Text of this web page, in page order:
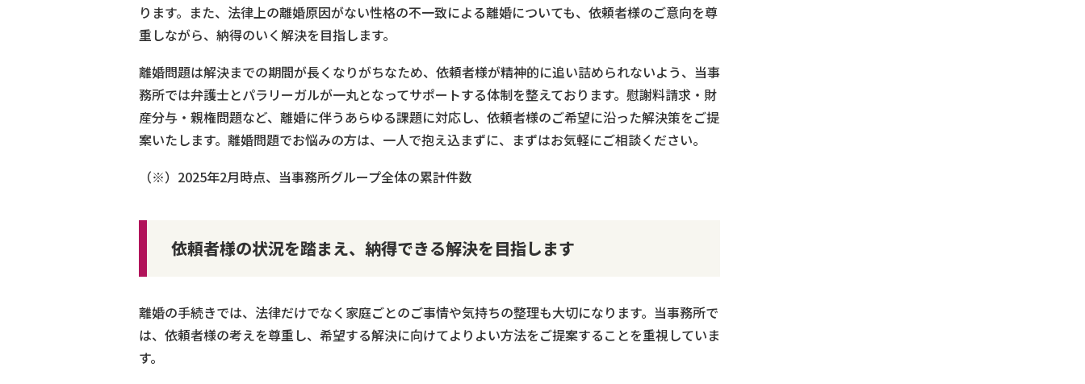
ります。また、法律上の離婚原因がない性格の不一致による離婚についても、依頼者様のご意向を尊
重しながら、納得のいく解決を目指します。
離婚問題は解決までの期間が長くなりがちなため、依頼者様が精神的に追い詰められないよう、当事
務所では弁護士とパラリーガルが一丸となってサポートする体制を整えております。慰謝料請求・財
産分与・親権問題など、離婚に伴うあらゆる課題に対応し、依頼者様のご希望に沿った解決策をご提
案いたします。離婚問題でお悩みの方は、一人で抱え込まずに、まずはお気軽にご相談ください。
（※）2025年2月時点、当事務所グループ全体の累計件数
依頼者様の状況を踏まえ、納得できる解決を目指します
離婚の手続きでは、法律だけでなく家庭ごとのご事情や気持ちの整理も大切になります。当事務所で
は、依頼者様の考えを尊重し、希望する解決に向けてよりよい方法をご提案することを重視していま
す。